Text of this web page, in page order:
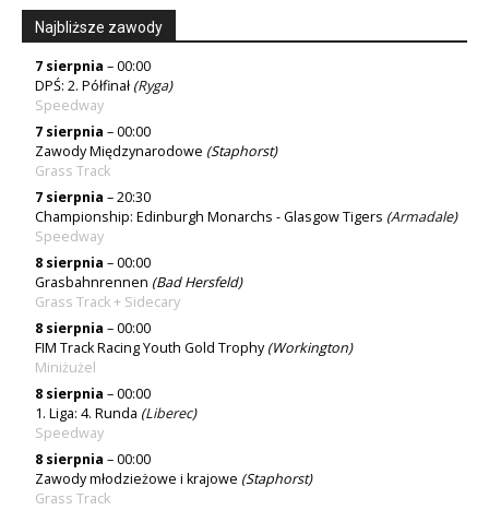
Najbliższe zawody
7 sierpnia – 00:00
DPŚ: 2. Półfinał(Ryga)
Speedway
7 sierpnia – 00:00
Zawody Międzynarodowe (Staphorst)
Grass Track
7 sierpnia – 20:30
Championship: Edinburgh Monarchs - Glasgow Tigers (Armadale)
Speedway
8 sierpnia – 00:00
Grasbahnrennen (Bad Hersfeld)
Grass Track + Sidecary
8 sierpnia – 00:00
FIM Track Racing Youth Gold Trophy(Workington)
Miniżużel
8 sierpnia – 00:00
1. Liga: 4. Runda (Liberec)
Speedway
8 sierpnia – 00:00
Zawody młodzieżowe i krajowe (Staphorst)
Grass Track